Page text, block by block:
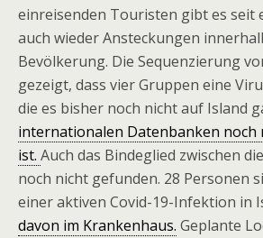
einreisenden Touristen gibt es seit
auch wieder Ansteckungen
Bevölkerung. Die Sequenzierung
gezeigt, dass vier Gruppen eine
die es bisher noch nicht auf Island
internationalen Datenbanken noch
ist. Auch das Bindeglied zwischen
noch nicht gefunden. 28 Personen
einer aktiven Covid-19-Infektion in
davon im Krankenhaus. Geplante